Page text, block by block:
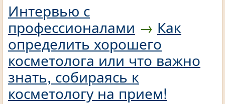
Интервью с
профессионалами → Как
определить хорошего
косметолога или что важно
знать, собираясь к
косметологу на прием!